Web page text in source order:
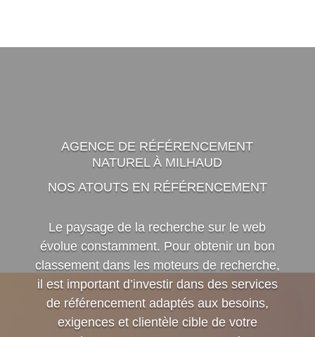
AGENCE DE RÉFÉRENCEMENT
NATUREL À MILHAUD
NOS ATOUTS EN RÉFÉRENCEMENT
Le paysage de la recherche sur le web
évolue constamment. Pour obtenir un bon
classement dans les moteurs de recherche,
il est important d’investir dans des services
de référencement adaptés aux besoins,
exigences et clientèle cible de votre